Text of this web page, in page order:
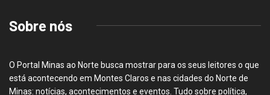
Sobre nós
O Portal Minas ao Norte busca mostrar para os seus leitores o que
está acontecendo em Montes Claros e nas cidades do Norte de
Minas: notícias, acontecimentos e eventos. Tudo sobre política,